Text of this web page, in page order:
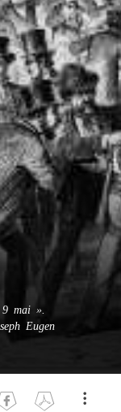
9 mai ».
Eugen